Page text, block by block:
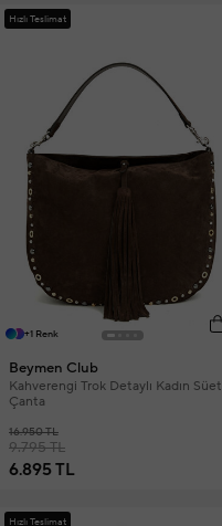
Hızlı Teslimat
+1 Renk
Beymen Club
Kahverengi Trok Detaylı Kadın Süet
Çanta
16.950 TL
9.795 TL
6.895 TL
Hızlı Teslimat